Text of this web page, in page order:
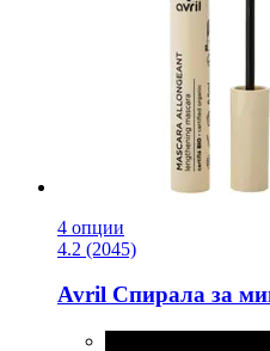
4 опции
4.2 (2045)
Avril Спирала за